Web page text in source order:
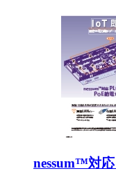
nessum™対